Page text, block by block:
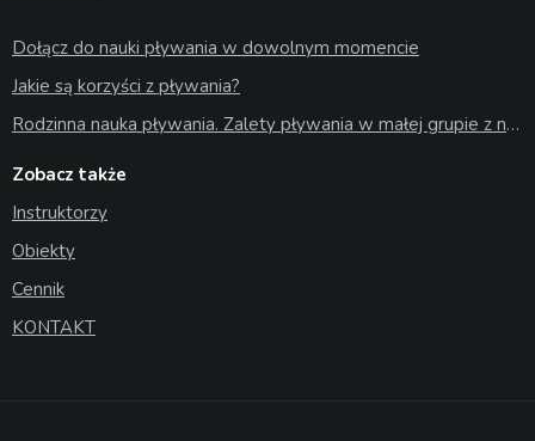
Dołącz do nauki pływania w dowolnym momencie
Jakie są korzyści z pływania?
Rodzinna nauka pływania. Zalety pływania w małej grupie z najbliższymi
Zobacz także
Instruktorzy
Obiekty
Cennik
KONTAKT